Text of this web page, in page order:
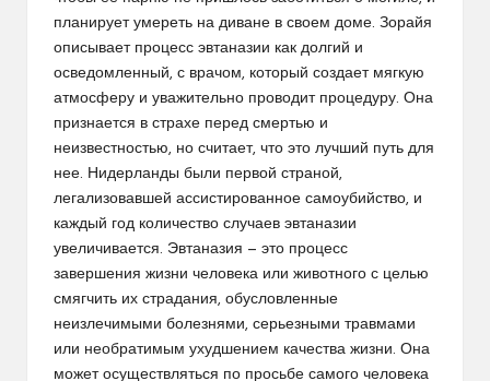
планирует умереть на диване в своем доме. Зорайя
описывает процесс эвтаназии как долгий и
осведомленный, с врачом, который создает мягкую
атмосферу и уважительно проводит процедуру. Она
признается в страхе перед смертью и
неизвестностью, но считает, что это лучший путь для
нее. Нидерланды были первой страной,
легализовавшей ассистированное самоубийство, и
каждый год количество случаев эвтаназии
увеличивается. Эвтаназия — это процесс
завершения жизни человека или животного с целью
смягчить их страдания, обусловленные
неизлечимыми болезнями, серьезными травмами
или необратимым ухудшением качества жизни. Она
может осуществляться по просьбе самого человека